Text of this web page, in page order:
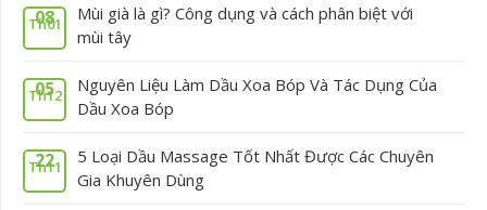
08
Th01
Mùi già là gì? Công dụng và cách phân biệt với
mùi tây
05
Th12
Nguyên Liệu Làm Dầu Xoa Bóp Và Tác Dụng Của
Dầu Xoa Bóp
22
Th11
5 Loại Dầu Massage Tốt Nhất Được Các Chuyên
Gia Khuyên Dùng